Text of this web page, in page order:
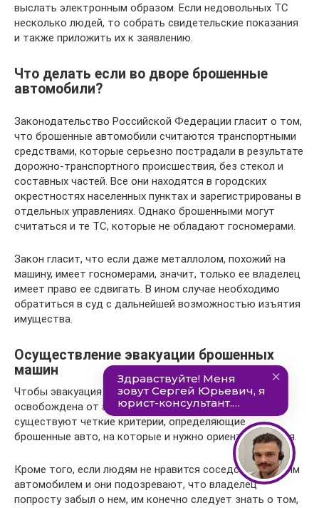
выслать электронным образом. Если недовольных ТС
несколько людей, то собрать свидетельские показания
и также приложить их к заявлению.
Что делать если во дворе брошенные
автомобили?
Законодательство Российской Федерации гласит о том,
что брошенные автомобили считаются транспортными
средствами, которые серьезно пострадали в результате
дорожно-транспортного происшествия, без стекол и
составных частей. Все они находятся в городских
окрестностях населенных пунктах и зарегистрированы в
отдельных управлениях. Однако брошенными могут
считаться и те ТС, которые не обладают госномерами.
Закон гласит, что если даже металлолом, похожий на
машину, имеет госномерами, значит, только ее владелец
имеет право ее сдвигать. В ином случае необходимо
обратиться в суд с дальнейшей возможностью изъятия
имущества.
Осуществление эвакуации брошенных
машин
Чтобы эвакуация была проведена, а территория
освобождена от автохлама, следует понимать, что
существуют четкие критерии, определяющие
брошенные авто, на которые и нужно ориентироваться.
Кроме того, если людям не нравится соседство с таким
автомобилем и они подозревают, что владелец
попросту забыл о нем, им конечно следует знать о том,